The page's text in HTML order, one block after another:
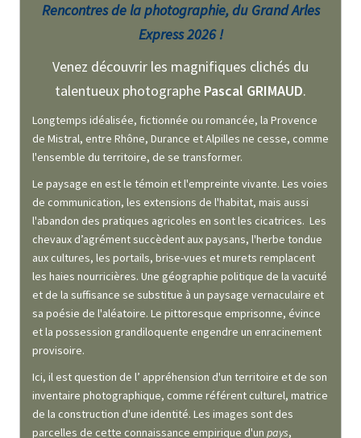
Rencontres de la photographie, du Grand Arles
Express 2026 !
Venez découvrir les magnifiques clichés du
talentueux photographe Pascal GRIMAUD.
Longtemps idéalisée, fictionnée ou romancée, la Provence
de Mistral, entre Rhône, Durance et Alpilles ne cesse, comme
l'ensemble du territoire, de se transformer.
Le paysage en est le témoin et l'empreinte vivante. Les voies
de communication, les extensions de l'habitat, mais aussi
l'abandon des pratiques agricoles en sont les cicatrices. Les
chevaux d’agrément succèdent aux paysans, l'herbe tondue
aux cultures, les portails, brise-vues et murets remplacent
les haies nourricières. Une géographie politique de la vacuité
et de la suffisance se substitue à un paysage vernaculaire et
sa poésie de l'aléatoire. Le pittoresque emprisonne, évince
et la possession grandiloquente engendre un enracinement
provisoire.
Ici, il est question de l’ appréhension d'un territoire et de son
inventaire photographique, comme référent culturel, matrice
de la construction d'une identité. Les images sont des
parcelles de cette connaissance empirique d'un pays,